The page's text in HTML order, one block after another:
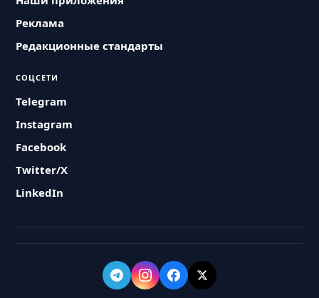
Реклама
Редакционные стандарты
СОЦСЕТИ
Telegram
Instagram
Facebook
Twitter/X
LinkedIn